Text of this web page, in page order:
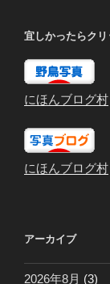
宜しかったらクリ
にほんブログ村
にほんブログ村
アーカイブ
2026年8月 (3)